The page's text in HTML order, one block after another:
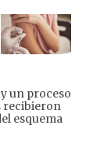
un proceso
recibieron
esquema